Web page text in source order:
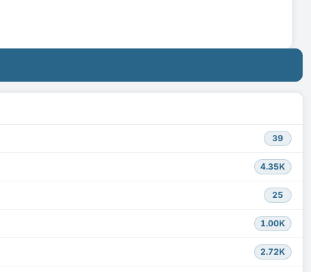
39
4.35K
25
1.00K
2.72K